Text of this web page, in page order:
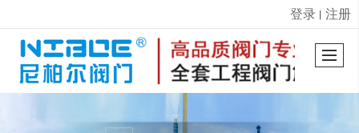
很遗憾，因您的浏览器版本过低导致无法获得最佳浏览体验，推荐下载安装谷歌浏览器！
登录 丨 注册